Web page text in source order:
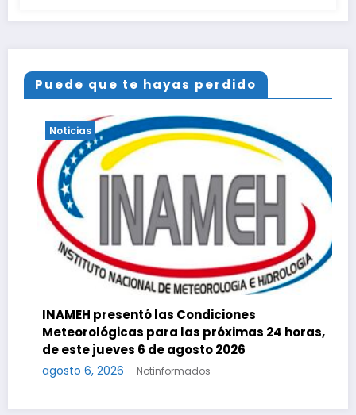
Puede que te hayas perdido
próximas 24 horas,
2026
Noticias
Esto dijo sobre los
atendidos
agosto 6, 2026